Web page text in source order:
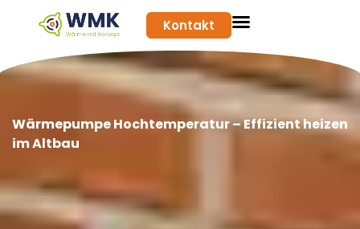
Kontakt
Wärmepumpe Hochtemperatur – Effizient heizen
im Altbau